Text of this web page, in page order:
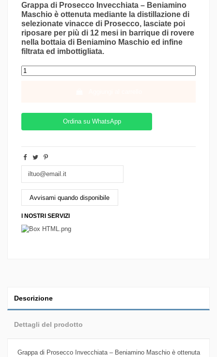
Grappa di Prosecco Invecchiata – Beniamino
Maschio è ottenuta mediante la distillazione di
selezionate vinacce di Prosecco, lasciate poi
riposare per più di 12 mesi in barrique di rovere
nella bottaia di Beniamino Maschio ed infine
filtrata ed imbottigliata.
Ordina su WhatsApp
I NOSTRI SERVIZI
Descrizione
Dettagli del prodotto
Grappa di Prosecco Invecchiata – Beniamino Maschio è ottenuta